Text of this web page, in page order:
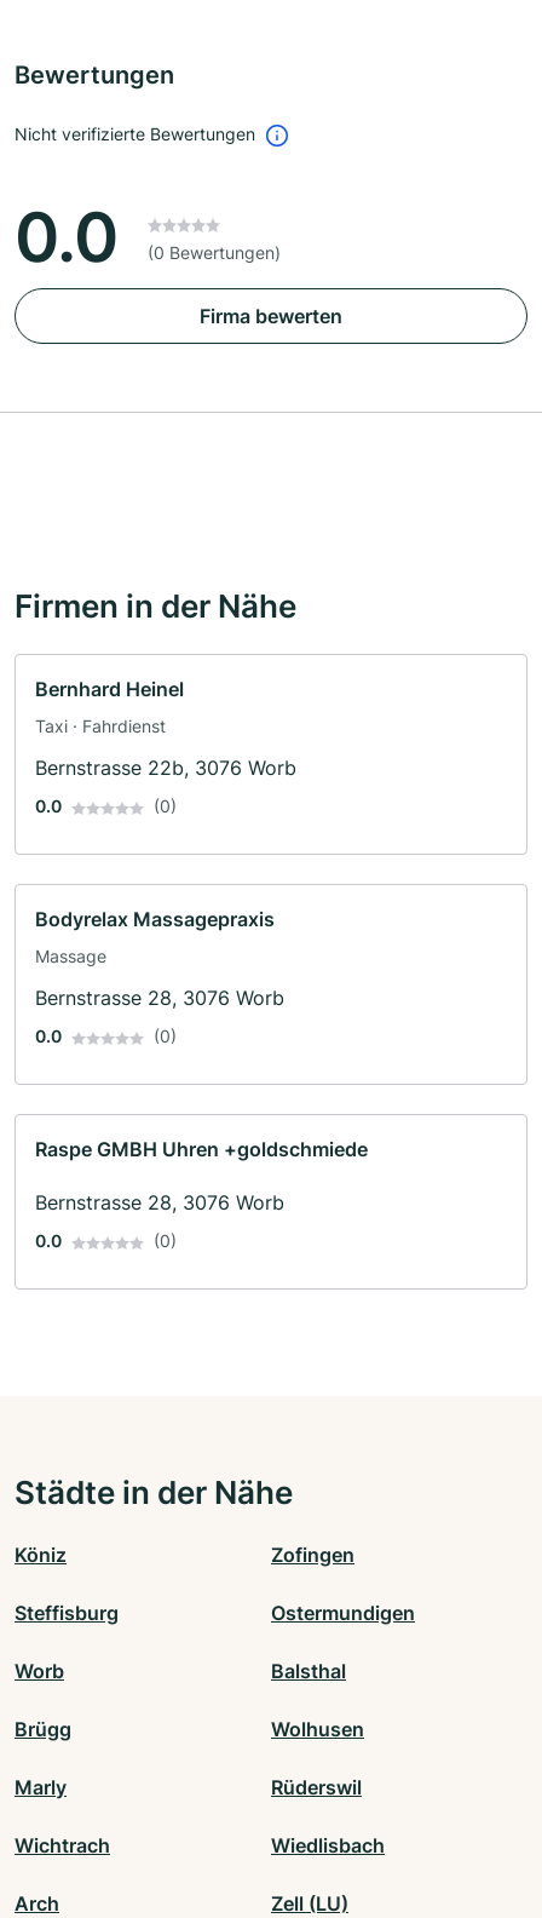
Bewertungen
Nicht verifizierte Bewertungen
0.0 (0 Bewertungen)
Firma bewerten
Firmen in der Nähe
Bernhard Heinel
Taxi · Fahrdienst
Bernstrasse 22b, 3076 Worb
0.0 (0)
Bodyrelax Massagepraxis
Massage
Bernstrasse 28, 3076 Worb
0.0 (0)
Raspe GMBH Uhren +goldschmiede
Bernstrasse 28, 3076 Worb
0.0 (0)
Städte in der Nähe
Köniz Zofingen
Steffisburg Ostermundigen
Worb Balsthal
Brügg Wolhusen
Marly Rüderswil
Wichtrach Wiedlisbach
Arch Zell (LU)